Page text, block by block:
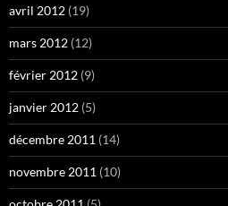
avril 2012 (19)
mars 2012 (12)
février 2012 (9)
janvier 2012 (5)
décembre 2011 (14)
novembre 2011 (10)